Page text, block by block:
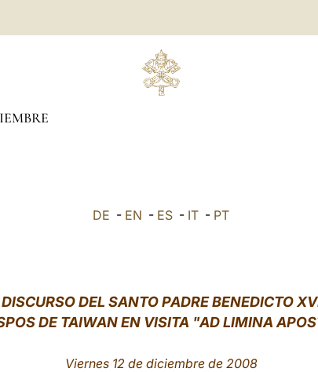
DE - EN - ES - IT - PT
DISCURSO DEL SANTO PADRE BENEDICTO
DE TAIWAN EN VISITA "AD LIMINA
Viernes 12 de diciembre de 2008